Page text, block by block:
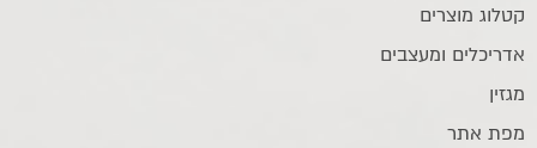
קטלוג מוצרים
אדריכלים ומעצבים
מגזין
מפת אתר